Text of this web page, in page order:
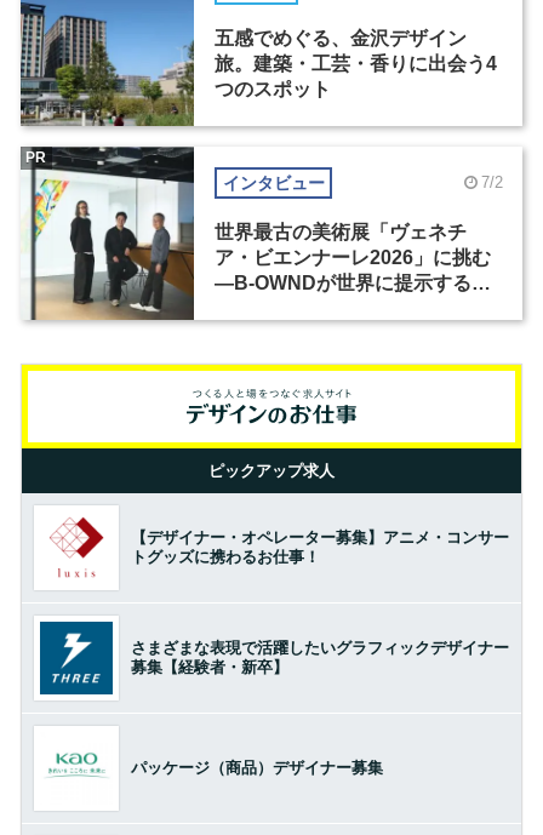
五感でめぐる、金沢デザイン
旅。建築・工芸・香りに出会う4
つのスポット
インタビュー 7/2
世界最古の美術展「ヴェネチ
ア・ビエンナーレ2026」に挑む
―B-OWNDが世界に提示する美
PR
ピックアップ求人
【デザイナー・オペレーター募集】アニメ・コンサー
トグッズに携わるお仕事！
さまざまな表現で活躍したいグラフィックデザイナー
募集【経験者・新卒】
パッケージ（商品）デザイナー募集